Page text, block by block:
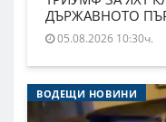
ДЪРЖАВНОТО
05.08.2026 10:30ч.
ВОДЕЩИ НОВИНИ